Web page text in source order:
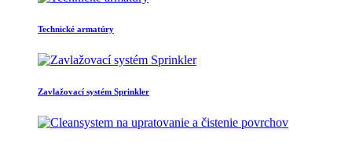
Technické armatúry
Zavlažovací systém Sprinkler